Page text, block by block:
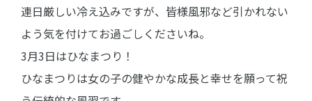
連日厳しい冷え込みですが、皆様風邪など引かれない
よう気を付けてお過ごしくださいね。
3月3日はひなまつり！
ひなまつりは女の子の健やかな成長と幸せを願って祝